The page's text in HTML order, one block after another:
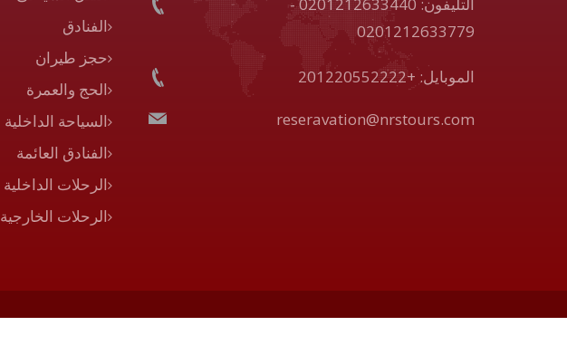
0201212633779
الموبايل: +201220552222
reseravation@nrstours.com
الفنادق
حجز طيران
الحج والعمرة
السياحة الداخلية
الفنادق العائمة
الرحلات الداخلية
الرحلات الخارجية